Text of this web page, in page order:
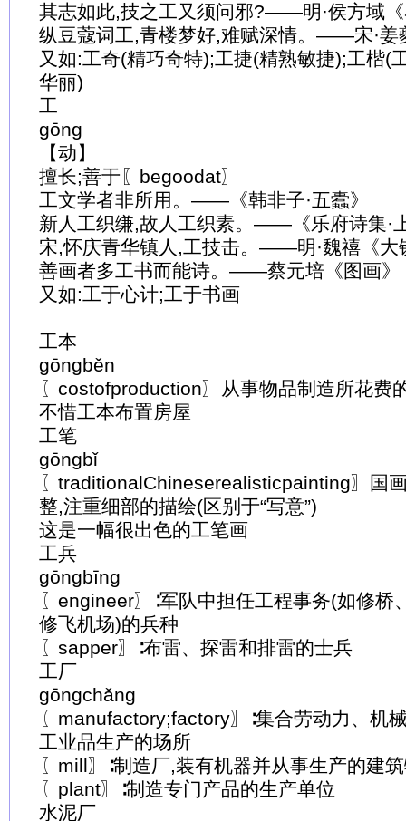
其志如此,技之工又须问邪?——明·侯方域
纵豆蔻词工,青楼梦好,难赋深情。——宋·姜
又如:工奇(精巧奇特);工捷(精熟敏捷);工楷(
华丽)
工
gōng
【动】
擅长;善于〖begoodat〗
工文学者非所用。——《韩非子·五蠹》
新人工织缣,故人工织素。——《乐府诗集·
宋,怀庆青华镇人,工技击。——明·魏禧《大
善画者多工书而能诗。——蔡元培《图画》
又如:工于心计;工于书画
工本
gōngběn
〖costofproduction〗从事物品制造所花费
不惜工本布置房屋
工笔
gōngbǐ
〖traditionalChineserealisticpainting〗国
整,注重细部的描绘(区别于“写意”)
这是一幅很出色的工笔画
工兵
gōngbīng
〖engineer〗∶军队中担任工程事务(如修桥
修飞机场)的兵种
〖sapper〗∶布雷、探雷和排雷的士兵
工厂
gōngchǎng
〖manufactory;factory〗∶集合劳动力、机
工业品生产的场所
〖mill〗∶制造厂,装有机器并从事生产的建
〖plant〗∶制造专门产品的生产单位
水泥厂